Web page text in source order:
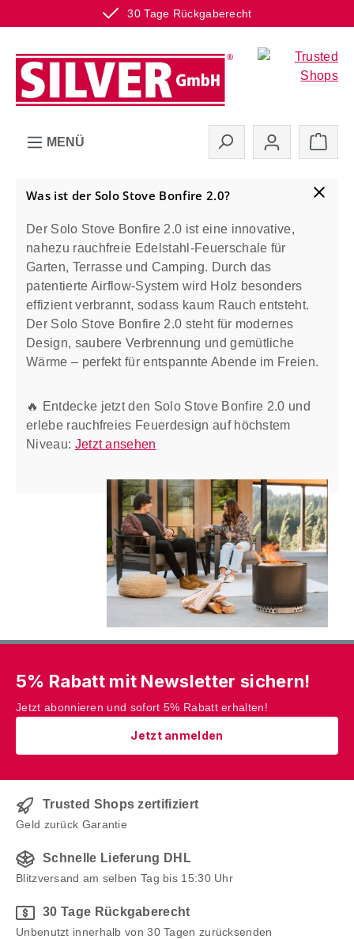
30 Tage Rückgaberecht
Zum Hauptinhalt springen
MENÜ
Was ist der Solo Stove Bonfire 2.0?
Der Solo Stove Bonfire 2.0 ist eine innovative,
nahezu rauchfreie Edelstahl-Feuerschale für
Garten, Terrasse und Camping. Durch das
patentierte Airflow-System wird Holz besonders
effizient verbrannt, sodass kaum Rauch entsteht.
Der Solo Stove Bonfire 2.0 steht für modernes
Design, saubere Verbrennung und gemütliche
Wärme – perfekt für entspannte Abende im Freien.
🔥 Entdecke jetzt den Solo Stove Bonfire 2.0 und
erlebe rauchfreies Feuerdesign auf höchstem
Niveau: Jetzt ansehen
5% Rabatt mit Newsletter sichern!
Jetzt abonnieren und sofort 5% Rabatt erhalten!
Jetzt anmelden
Trusted Shops zertifiziert
Geld zurück Garantie
Schnelle Lieferung DHL
Blitzversand am selben Tag bis 15:30 Uhr
30 Tage Rückgaberecht
Unbenutzt innerhalb von 30 Tagen zurücksenden